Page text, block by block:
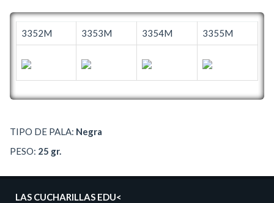
3352M 3353M 3354M 3355M
TIPO DE PALA: Negra
PESO: 25 gr.
LAS CUCHARILLAS EDU<